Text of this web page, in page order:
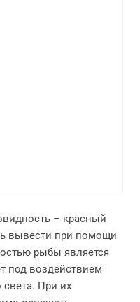
– красный
вывести при помощи
рыбы является
под воздействием
света. При их